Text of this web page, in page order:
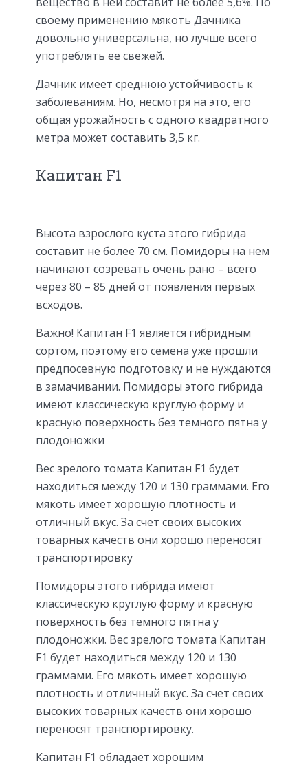
своему применению мякоть Дачника
довольно универсальна, но лучше всего
употреблять ее свежей.
Дачник имеет среднюю устойчивость к
заболеваниям. Но, несмотря на это, его
общая урожайность с одного квадратного
метра может составить 3,5 кг.
Капитан F1
Высота взрослого куста этого гибрида
составит не более 70 см. Помидоры на нем
начинают созревать очень рано – всего
через 80 – 85 дней от появления первых
всходов.
Важно! Капитан F1 является гибридным
сортом, поэтому его семена уже прошли
предпосевную подготовку и не нуждаются
в замачивании. Помидоры этого гибрида
имеют классическую круглую форму и
красную поверхность без темного пятна у
плодоножки
Вес зрелого томата Капитан F1 будет
находиться между 120 и 130 граммами. Его
мякоть имеет хорошую плотность и
отличный вкус. За счет своих высоких
товарных качеств они хорошо переносят
транспортировку
Помидоры этого гибрида имеют
классическую круглую форму и красную
поверхность без темного пятна у
плодоножки. Вес зрелого томата Капитан
F1 будет находиться между 120 и 130
граммами. Его мякоть имеет хорошую
плотность и отличный вкус. За счет своих
высоких товарных качеств они хорошо
переносят транспортировку.
Капитан F1 обладает хорошим